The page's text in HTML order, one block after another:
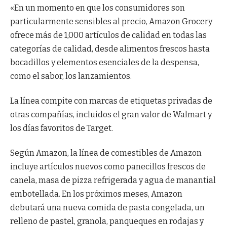
«En un momento en que los consumidores son
particularmente sensibles al precio, Amazon Grocery
ofrece más de 1,000 artículos de calidad en todas las
categorías de calidad, desde alimentos frescos hasta
bocadillos y elementos esenciales de la despensa,
como el sabor, los lanzamientos.
La línea compite con marcas de etiquetas privadas de
otras compañías, incluidos el gran valor de Walmart y
los días favoritos de Target.
Según Amazon, la línea de comestibles de Amazon
incluye artículos nuevos como panecillos frescos de
canela, masa de pizza refrigerada y agua de manantial
embotellada. En los próximos meses, Amazon
debutará una nueva comida de pasta congelada, un
relleno de pastel, granola, panqueques en rodajas y